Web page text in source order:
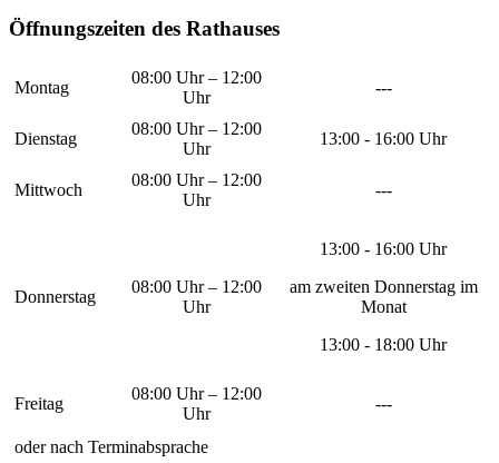
Öffnungszeiten des Rathauses
Montag
08:00 Uhr – 12:00
Uhr
---
Dienstag
08:00 Uhr – 12:00
Uhr
13:00 - 16:00 Uhr
Mittwoch
08:00 Uhr – 12:00
Uhr
---
Donnerstag
08:00 Uhr – 12:00
Uhr
13:00 - 16:00 Uhr
am zweiten Donnerstag im
Monat
13:00 - 18:00 Uhr
Freitag
08:00 Uhr – 12:00
Uhr
---
oder nach Terminabsprache